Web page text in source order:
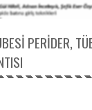
PERİDER,